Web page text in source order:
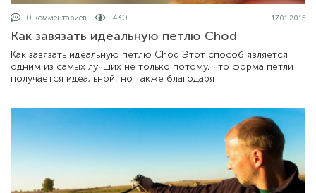
0 комментариев 430 17.01.2015
Как завязать идеальную петлю Chod
Как завязать идеальную петлю Chod Этот способ является
одним из самых лучших не только потому, что форма петли
получается идеальной, но также благодаря